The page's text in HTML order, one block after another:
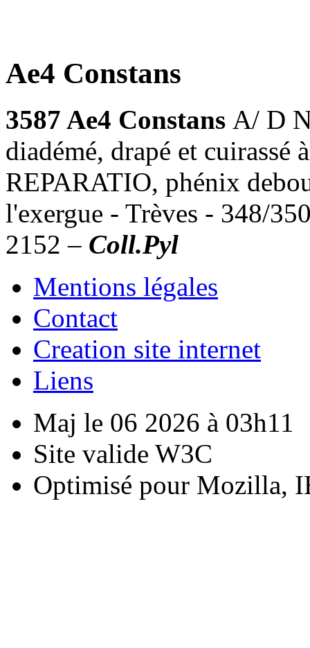
Ae4 Constans
3587 Ae4 Constans A/ D
diadémé, drapé et
REPARATIO, phénix
l'exergue - Trèves - 348/
2152 – Coll.Pyl
Mentions légales
Contact
Creation site internet
Liens
Maj le 06 2026 à 03h11
Site valide W3C
Optimisé pour Mozilla,